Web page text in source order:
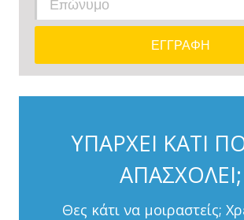
ΥΠΑΡΧΕΙ ΚΑΤΙ
ΑΠΑΣΧΟΛΕΙ;
Θες κάτι να μοιραστείς;